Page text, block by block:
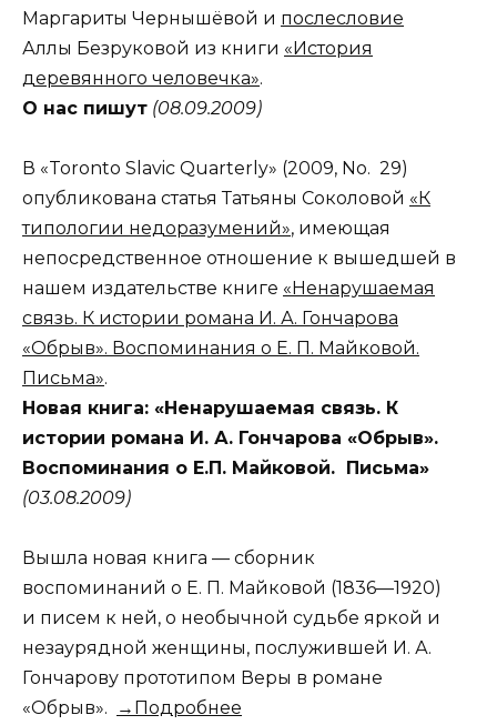
Маргариты Чернышёвой и послесловие
Аллы Безруковой из книги «История
деревянного человечка».
О нас пишут (08.09.2009)
В «Toronto Slavic Quarterly» (2009, No. 29)
опубликована статья Татьяны Соколовой «К
типологии недоразумений», имеющая
непосредственное отношение к вышедшей в
нашем издательстве книге «Ненарушаемая
связь. К истории романа И. А. Гончарова
«Обрыв». Воспоминания о Е. П. Майковой.
Письма».
Новая книга: «Ненарушаемая связь. К
истории романа И. А. Гончарова «Обрыв».
Воспоминания о Е.П. Майковой. Письма»
(03.08.2009)
Вышла новая книга — сборник
воспоминаний о Е. П. Майковой (1836—1920)
и писем к ней, о необычной судьбе яркой и
незаурядной женщины, послужившей И. А.
Гончарову прототипом Веры в романе
«Обрыв».
→Подробнее